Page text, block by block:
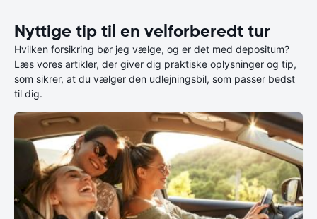
Nyttige tip til en velforberedt tur
Hvilken forsikring bør jeg vælge, og er det med depositum?
Læs vores artikler, der giver dig praktiske oplysninger og tip,
som sikrer, at du vælger den udlejningsbil, som passer bedst
til dig.